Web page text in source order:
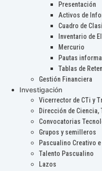
Presentación
Activos de
Cuadro de
Inventario de
Mercurio
Pautas
Tablas de
Gestión Financiera
Investigación
Vicerrector de CTi y
Dirección de
Convocatorias
Grupos y semilleros
Pascualino Creativo
Talento Pascualino
Lazos